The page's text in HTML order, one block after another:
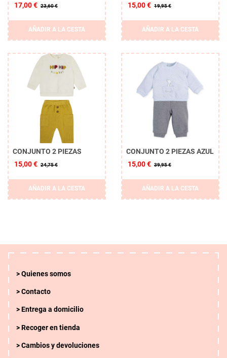
17,00 € 23,60 €
AÑADIR A LA CESTA
15,00 € 19,95 €
AÑADIR A LA CESTA
CONJUNTO 2 PIEZAS
15,00 € 24,75 €
AÑADIR A LA CESTA
CONJUNTO 2 PIEZAS AZUL
15,00 € 39,95 €
AÑADIR A LA CESTA
Quienes somos
Contacto
Entrega a domicilio
Recoger en tienda
Cambios y devoluciones